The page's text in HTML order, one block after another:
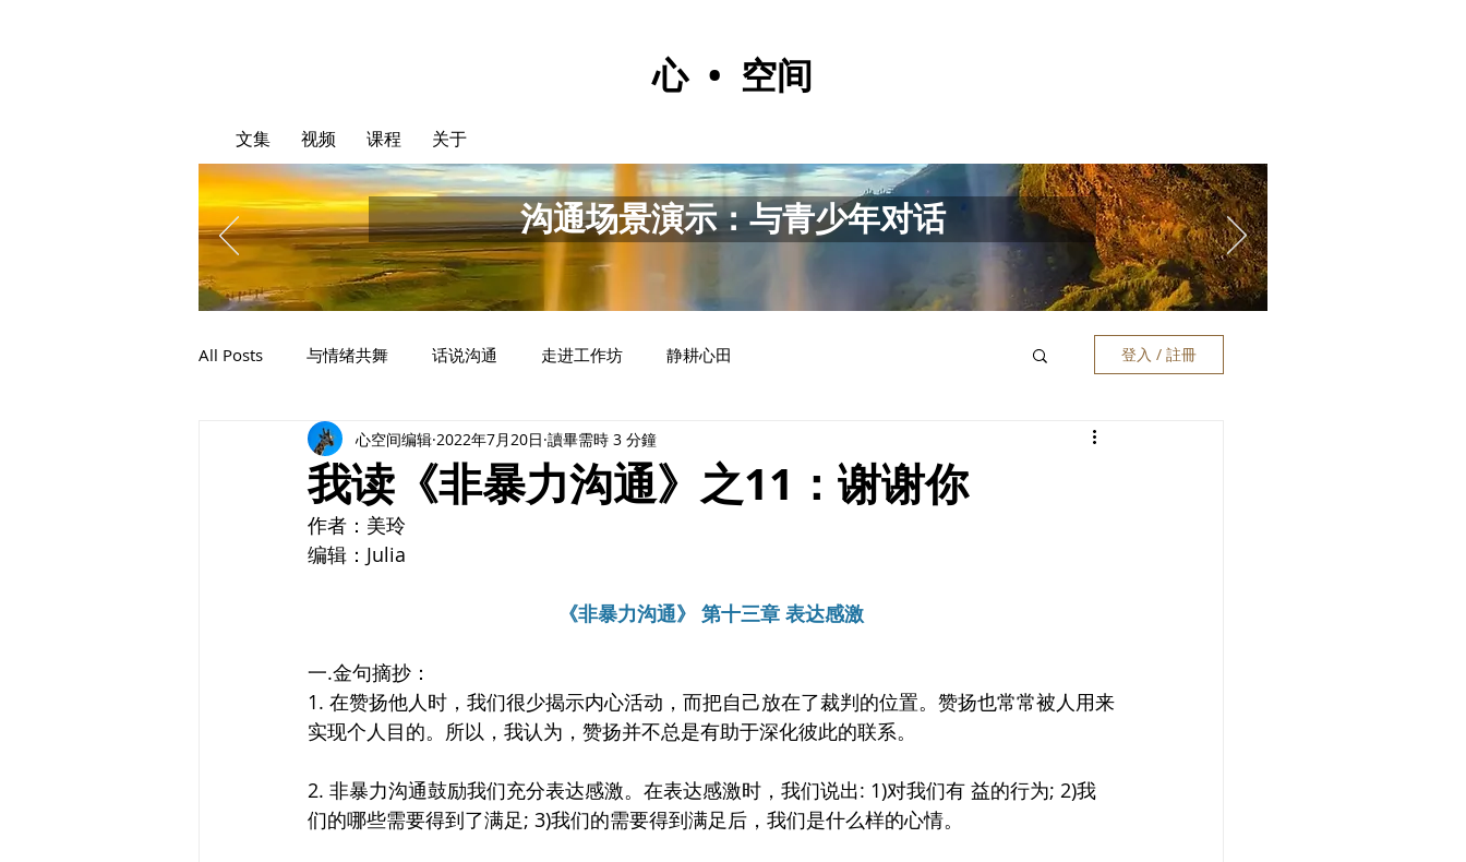
心 • 空间
文集 视频 课程 关于
沟通场景演示：与青少年对话
All Posts 与情绪共舞 话说沟通 走进工作坊 静耕心田 登入 / 註冊
我读《非暴力沟通》之11：谢谢你
心空间编辑 2022年7月20日 讀畢需時 3 分鐘
作者：美玲
编辑：Julia
《非暴力沟通》 第十三章 表达感激
一.金句摘抄：
1. 在赞扬他人时，我们很少揭示内心活动，而把自己放在了裁判的位置。赞扬也常常被人用来
实现个人目的。所以，我认为，赞扬并不总是有助于深化彼此的联系。
2. 非暴力沟通鼓励我们充分表达感激。在表达感激时，我们说出: 1)对我们有 益的行为; 2)我
们的哪些需要得到了满足; 3)我们的需要得到满足后，我们是什么样的心情。